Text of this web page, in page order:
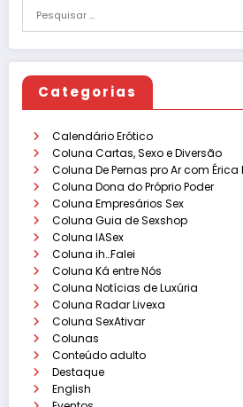
Categorias
Calendário Erótico
Coluna Cartas, Sexo e Diversão
Coluna De Pernas pro Ar com
Coluna Dona do Próprio Poder
Coluna Empresários Sex
Coluna Guia de Sexshop
Coluna IASex
Coluna ih…Falei
Coluna Ká entre Nós
Coluna Notícias de Luxúria
Coluna Radar Livexa
Coluna SexAtivar
Colunas
Conteúdo adulto
Destaque
English